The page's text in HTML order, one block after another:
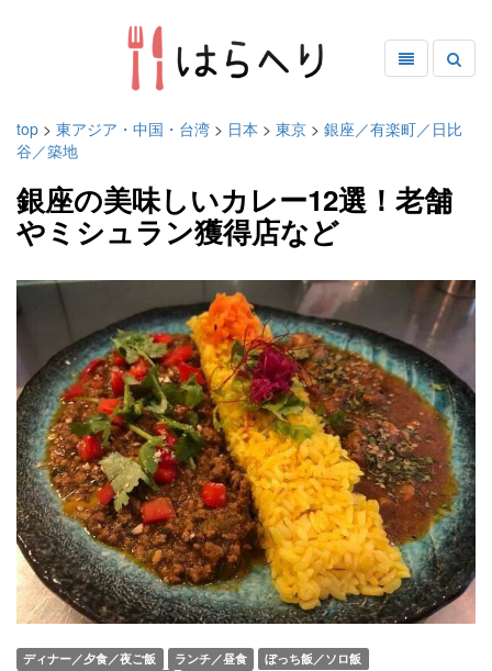
top > 東アジア・中国・台湾 > 日本 > 東京 > 銀座／有楽町／日比
谷／築地
銀座の美味しいカレー12選！老舗
やミシュラン獲得店など
ディナー／夕食／夜ご飯 ランチ／昼食
ぼっち飯／ソロ飯